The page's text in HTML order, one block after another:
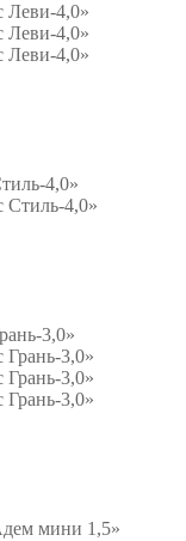
4,0»
3,0»
мини 1,5»